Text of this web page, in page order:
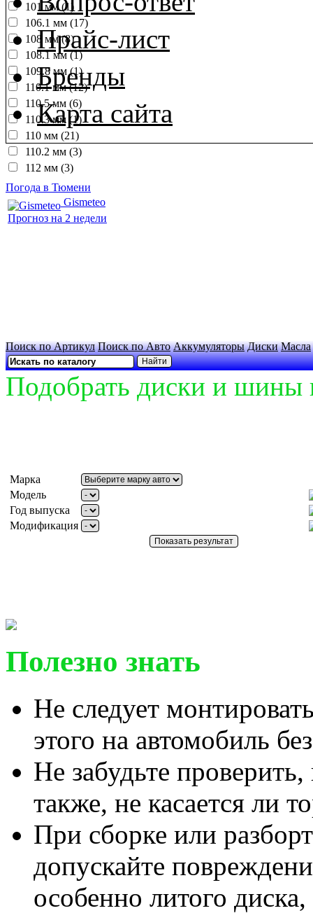
101 мм (1)
106.1 мм (17)
108 мм (8)
108.1 мм (1)
109.8 мм (1)
110.1 мм (12)
110.5 мм (6)
110.3 мм (1)
110 мм (21)
110.2 мм (3)
112 мм (3)
Прайс-лист
Бренды
Карта сайта
Погода в Тюмени
Gismeteo
Прогноз на 2 недели
Поиск по Артикул Поиск по Авто Аккумуляторы Диски Масла
Подобрать диски и шины
Марка
Модель
Год выпуска
Модификация
Полезно знать
Не следует
этого на автомобиль
Не забудьте
также, не касается ли
При сборке или
допускайте
особенно литого